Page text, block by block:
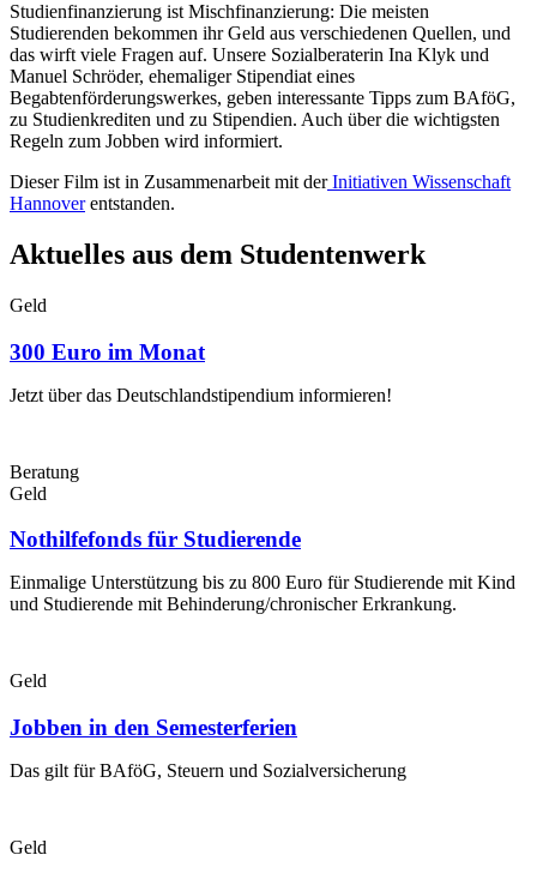
Studienfinanzierung ist Mischfinanzierung: Die meisten
Studierenden bekommen ihr Geld aus verschiedenen Quellen, und
das wirft viele Fragen auf. Unsere Sozialberaterin Ina Klyk und
Manuel Schröder, ehemaliger Stipendiat eines
Begabtenförderungswerkes, geben interessante Tipps zum BAföG,
zu Studienkrediten und zu Stipendien. Auch über die wichtigsten
Regeln zum Jobben wird informiert.
Dieser Film ist in Zusammenarbeit mit derInitiativen Wissenschaft
Hannoverentstanden.
Aktuelles aus dem Studentenwerk
Geld
300 Euro im Monat
Jetzt über das Deutschlandstipendium informieren!
Beratung
Geld
Nothilfefonds für Studierende
Einmalige Unterstützung bis zu 800 Euro für Studierende mit Kind
und Studierende mit Behinderung/chronischer Erkrankung.
Geld
Jobben in den Semesterferien
Das gilt für BAföG, Steuern und Sozialversicherung
Geld